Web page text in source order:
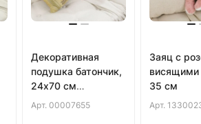
Декоративная
подушка батончик,
24х70 см
(Бежевый)
Арт. 00007655
Заяц с
висящими
35 см
Арт.